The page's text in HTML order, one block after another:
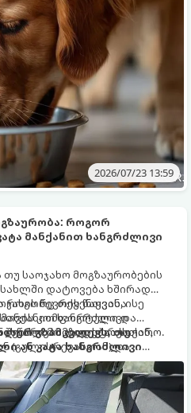
2026/07/23 13:59
როგორ
მანქანით ხანგრძლივი
საოჯახო მოგზაურობების
დატოვება ხშირად
წევრის წაყვანა
ხანგრძლივი
შეიძლება დიდ სტრესთან,
(გულისრევასთან) და
როგორც თქვენთვის, ისე
კომფორტული და
მომზადებაა საჭირო.
გზამკვლევს, თუ
ან კატა ხანგრძლივი